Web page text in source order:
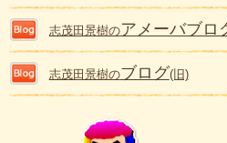
志茂田景樹のアメーバブロ
志茂田景樹のブログ(旧)